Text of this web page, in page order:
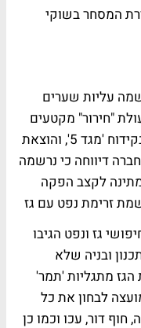
המסחר בשוקי
עליות שערים
"חירור" מקטעים
בהם לא ביצעה עד כה מבחני הפקה בקידוח 'מגד 5', והוצאת
דיווחה כי נרשמה
לקצב הפקה
זרימת נפט עם גז
גז ונפט הגיבו
ובניה שלא
מתגליות 'תמר'
לבחון את כל
דור, עכו וכמו כן